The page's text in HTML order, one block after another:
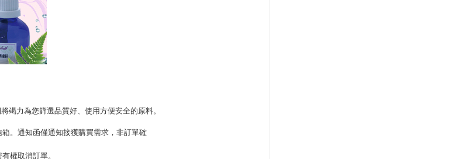
竭力為您篩選品質好、使用方便安全的原料。
。通知函僅通知接獲購買需求，非訂單確
權取消訂單。